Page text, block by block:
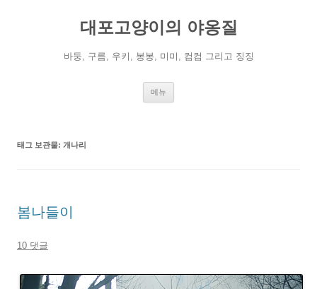
대포고양이의 야옹질
바둥, 구름, 우키, 봉봉, 미미, 컴컴 그리고 징징
메뉴
태그 보관물: 개나리
봄나들이
10 댓글